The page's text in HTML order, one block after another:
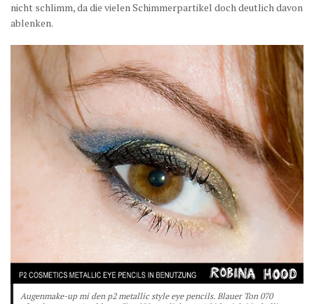
nicht schlimm, da die vielen Schimmerpartikel doch deutlich davon
ablenken.
Augenmake-up mi den p2 metallic style eye pencils. Blauer Ton 070